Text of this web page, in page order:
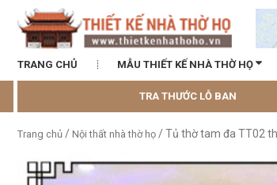
TRANG CHỦ MẪU THIẾT KẾ NHÀ THỜ HỌ
TRA THƯỚC LỖ BAN
Trang chủ / Nội thất nhà thờ họ / Tủ thờ tam đa TT02